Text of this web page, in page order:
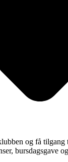
og få tilgang
bursdagsgave